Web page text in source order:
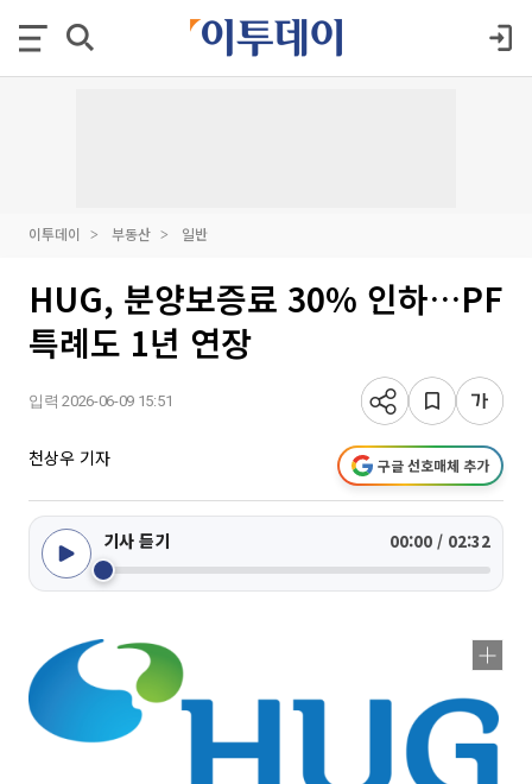
이투데이 부동산 일반
HUG, 분양보증료 30% 인하…PF
특례도 1년 연장
입력 2026-06-09 15:51
천상우 기자 구글 선호매체 추가
기사 듣기 00:00 / 02:32